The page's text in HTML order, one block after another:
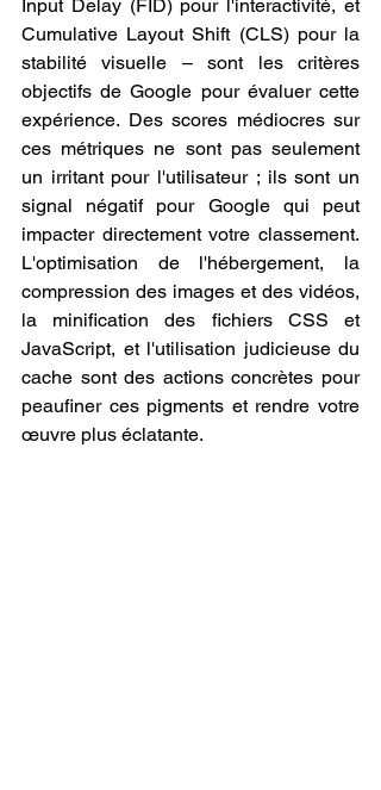
Input Delay (FID) pour l'interactivité, et
Cumulative Layout Shift (CLS) pour la
stabilité visuelle – sont les critères
objectifs de Google pour évaluer cette
expérience. Des scores médiocres sur
ces métriques ne sont pas seulement
un irritant pour l'utilisateur ; ils sont un
signal négatif pour Google qui peut
impacter directement votre classement.
L'optimisation de l'hébergement, la
compression des images et des vidéos,
la minification des fichiers CSS et
JavaScript, et l'utilisation judicieuse du
cache sont des actions concrètes pour
peaufiner ces pigments et rendre votre
œuvre plus éclatante.